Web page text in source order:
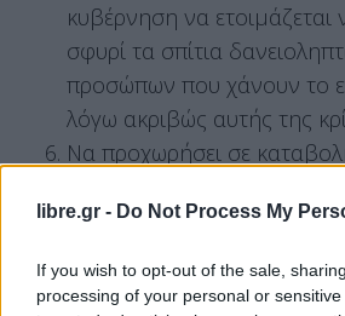
libre.gr - Do Not Process My
If you wish to opt-out of the sale,
processing of your personal or
κυβέρνηση να ετοιμάζεται
σφυρί τα σπίτια
προσώπων που χάνουν το
λόγω ακριβώς αυτής της
Να προχωρήσει σε
χαμηλά εισοδήματα ώστε
καλύψουν τις έκτακτες
“Η κυβέρνηση δεν έχει πλέον